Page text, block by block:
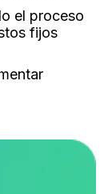
el proceso
fijos